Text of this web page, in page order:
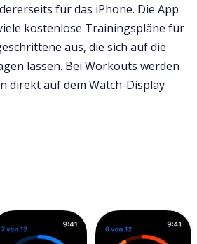
für das iPhone. Die App
kostenlose Trainingspläne für
aus, die sich auf die
lassen. Bei Workouts werden
direkt auf dem Watch-Display